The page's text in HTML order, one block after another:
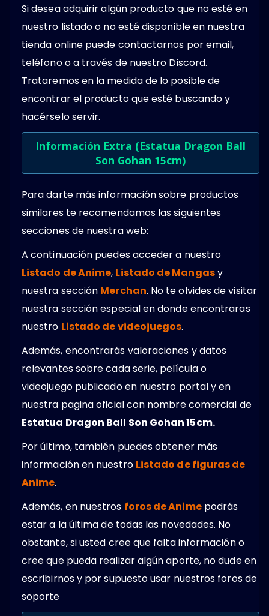
Si desea adquirir algún producto que no esté en
nuestro listado o no esté disponible en nuestra
tienda online puede contactarnos por email,
teléfono o a través de nuestro Discord.
Trataremos en la medida de lo posible de
encontrar el producto que esté buscando y
hacérselo servir.
Información Extra (Estatua Dragon Ball
Son Gohan 15cm)
Para darte más información sobre productos
similares te recomendamos las siguientes
secciones de nuestra web:
A continuación puedes acceder a nuestro
Listado de Anime, Listado de Mangasy
nuestra sección Merchan. No te olvides de visitar
nuestra sección especial en donde encontraras
nuestro Listado de videojuegos.
Además, encontrarás valoraciones y datos
relevantes sobre cada serie, película o
videojuego publicado en nuestro portal y en
nuestra pagina oficial con nombre comercial de
Estatua Dragon Ball Son Gohan 15cm.
Por último, también puedes obtener más
información en nuestro Listado de figuras de
Anime.
Además, en nuestros foros de Animepodrás
estar a la última de todas las novedades. No
obstante, si usted cree que falta información o
cree que pueda realizar algún aporte, no dude en
escribirnos y por supuesto usar nuestros foros de
soporte